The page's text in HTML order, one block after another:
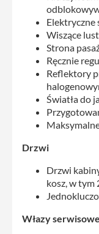
Elektryczne
Wiszące
Strona
Ręcznie
Reflektory
Światła do
Drzwi
Drzwi
kosz, w tym
Włazy